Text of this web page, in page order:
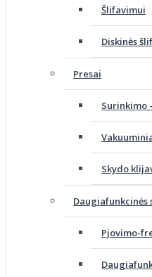
Šlifavimui
Diskinės
Presai
Surinkimo
Skydo
Daugiafunkcinės
Pjovimo-